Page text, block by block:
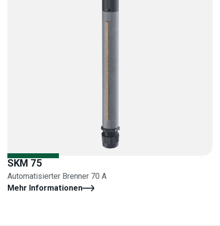
SKM 75
Automatisierter Brenner 70 A
Mehr Informationen